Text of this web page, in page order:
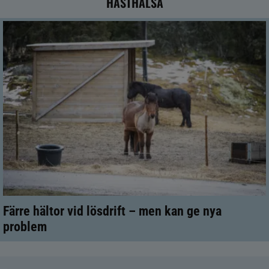
Färre hältor vid lösdrift – men kan ge nya
problem